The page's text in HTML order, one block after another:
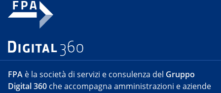
FPA è la società di servizi e consulenza del Gruppo
Digital 360 che accompagna amministrazioni e aziende